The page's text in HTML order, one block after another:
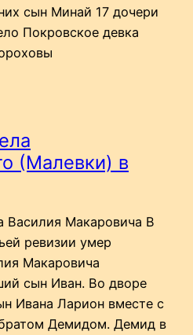
сын Минай 17 дочери
Покровское девка
(Малевки) в
Василия Макаровича В
ревизии умер
Макаровича
сын Иван. Во дворе
Ивана Ларион вместе с
Демидом. Демид в